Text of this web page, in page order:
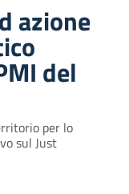
azione
del
per lo
sul Just